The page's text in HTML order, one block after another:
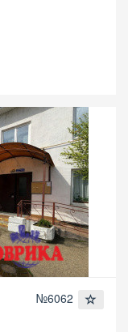
№6062